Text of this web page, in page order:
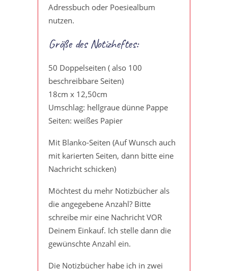
Adressbuch oder Poesiealbum
nutzen.
Größe des Notizheftes:
50 Doppelseiten ( also 100
beschreibbare Seiten)
18cm x 12,50cm
Umschlag: hellgraue dünne Pappe
Seiten: weißes Papier
Mit Blanko-Seiten (Auf Wunsch auch
mit karierten Seiten, dann bitte eine
Nachricht schicken)
Möchtest du mehr Notizbücher als
die angegebene Anzahl? Bitte
schreibe mir eine Nachricht VOR
Deinem Einkauf. Ich stelle dann die
gewünschte Anzahl ein.
Die Notizbücher habe ich in zwei